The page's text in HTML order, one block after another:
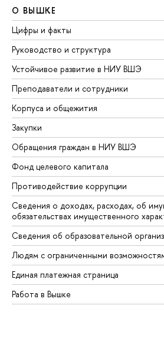
О ВЫШКЕ
Цифры и факты
Руководство и структура
Устойчивое развитие в НИУ ВШЭ
Преподаватели и сотрудники
Корпуса и общежития
Закупки
Обращения граждан в НИУ ВШЭ
Фонд целевого капитала
Противодействие коррупции
Сведения о доходах, расходах, об
обязательствах имущественного
Сведения об образовательной
Людям с ограниченными
Единая платежная страница
Работа в Вышке